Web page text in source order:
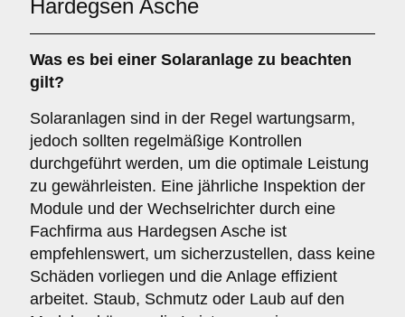
Hardegsen Asche
Was es bei einer Solaranlage zu beachten
gilt?
Solaranlagen sind in der Regel wartungsarm,
jedoch sollten regelmäßige Kontrollen
durchgeführt werden, um die optimale Leistung
zu gewährleisten. Eine jährliche Inspektion der
Module und der Wechselrichter durch eine
Fachfirma aus Hardegsen Asche ist
empfehlenswert, um sicherzustellen, dass keine
Schäden vorliegen und die Anlage effizient
arbeitet. Staub, Schmutz oder Laub auf den